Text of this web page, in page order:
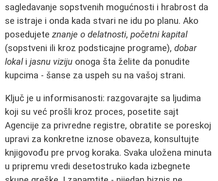
sagledavanje sopstvenih mogućnosti i hrabrost da
se istraje i onda kada stvari ne idu po planu. Ako
posedujete znanje o delatnosti, početni kapital
(sopstveni ili kroz podsticajne programe), dobar
lokali jasnu viziju onoga šta želite da ponudite
kupcima - šanse za uspeh su na vašoj strani.
Ključ je u informisanosti: razgovarajte sa ljudima
koji su već prošli kroz proces, posetite sajt
Agencije za privredne registre, obratite se poreskoj
upravi za konkretne iznose obaveza, konsultujte
knjigovođu pre prvog koraka. Svaka uložena minuta
u pripremu vredi desetostruko kada izbegnete